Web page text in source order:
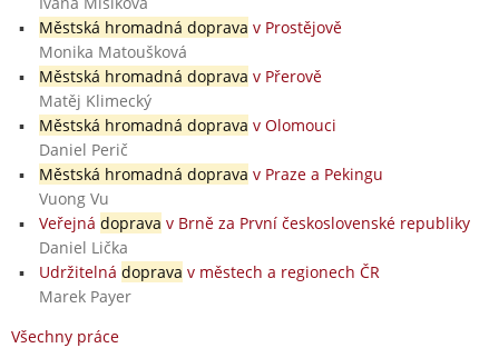
Městská hromadná doprava v Prostějově
Monika Matoušková
Městská hromadná doprava v Přerově
Matěj Klimecký
Městská hromadná doprava v Olomouci
Daniel Perič
Městská hromadná doprava v Praze a Pekingu
Vuong Vu
Veřejná doprava v Brně za První československé republiky
Daniel Lička
Udržitelná doprava v městech a regionech ČR
Marek Payer
Všechny práce